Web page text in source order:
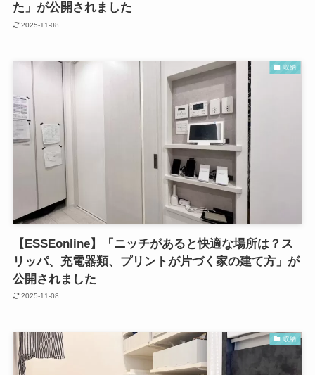
た」が公開されました
2025-11-08
収納
【ESSEonline】「ニッチがあると快適な場所は？ス
リッパ、充電器類、プリントが片づく家の建て方」が
公開されました
2025-11-08
収納